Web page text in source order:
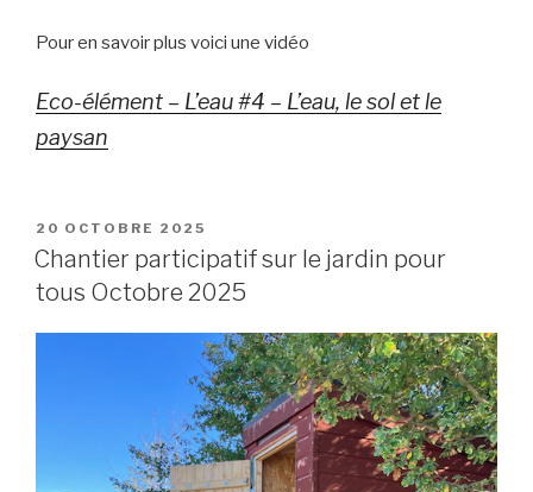
Pour en savoir plus voici une vidéo
Eco-élément – L’eau #4 – L’eau, le sol et le
paysan
PUBLIÉ
LE
20 OCTOBRE 2025
Chantier participatif sur le jardin pour
tous Octobre 2025